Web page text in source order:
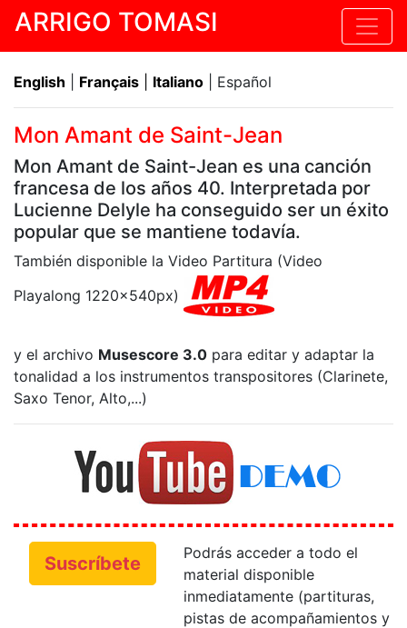
ARRIGO TOMASI
English Français Italiano | Español
Mon Amant de Saint-Jean
Mon Amant de Saint-Jean es una canción
francesa de los años 40. Interpretada por
Lucienne Delyle ha conseguido ser un éxito
popular que se mantiene todavía.
También disponible la Video Partitura (Video
Playalong 1220x540px)
y el archivo Musescore 3.0 para editar y adaptar la
tonalidad a los instrumentos transpositores (Clarinete,
Saxo Tenor, Alto,...)
Suscríbete
Podrás acceder a todo el
material disponible
inmediatamente (partituras,
pistas de acompañamientos y